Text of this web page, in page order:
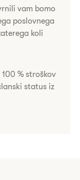
vam bomo
poslovnega
koli
% stroškov
status iz